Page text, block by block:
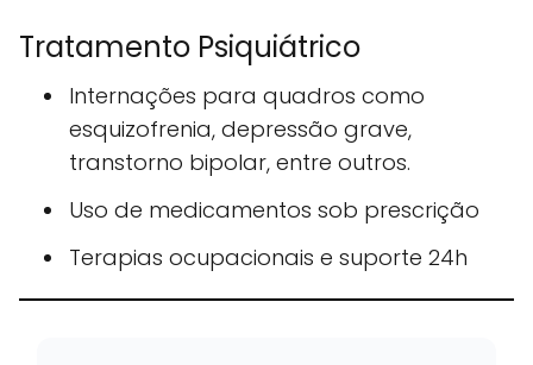
Tratamento Psiquiátrico
Internações para quadros como
esquizofrenia, depressão grave,
transtorno bipolar, entre outros.
Uso de medicamentos sob prescrição
Terapias ocupacionais e suporte 24h